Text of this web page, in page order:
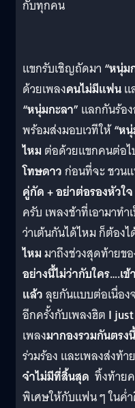
กับทุกคน
แขกรับเชิญถัดมา “หนุ่ม
ด้วยเพลงคนไม่มีแฟนแ
“หนุ่มกะลา” แลกกันร้อ
พร้อมส่งมอบเวทีให้“ห
ไหม ต่อด้วยแขกคนต่อไ
โทษดาวก่อนที่จะ ชวน
คู่กัด + อย่าต่อรองหัวใ
ครับ เพลงช้าที่เอามาท
ว่าเต้นกันได้ไหม ก็ต้อง
ไหมมาถึงช่วงสุดท้ายข
อย่างนี้ไม่ว่ากับใคร….เ
แล้วลุยกันแบบต่อเนื่อง
อีกครั้งกับเพลงฮิต I
เพลงมากองรวมกันตรงนี้
ร่วมร้อง และเพลงส่งท้
จำไม่มีที่สิ้นสุด ทิ้งท้าย
พิเศษให้กับแฟน ๆ ในค่